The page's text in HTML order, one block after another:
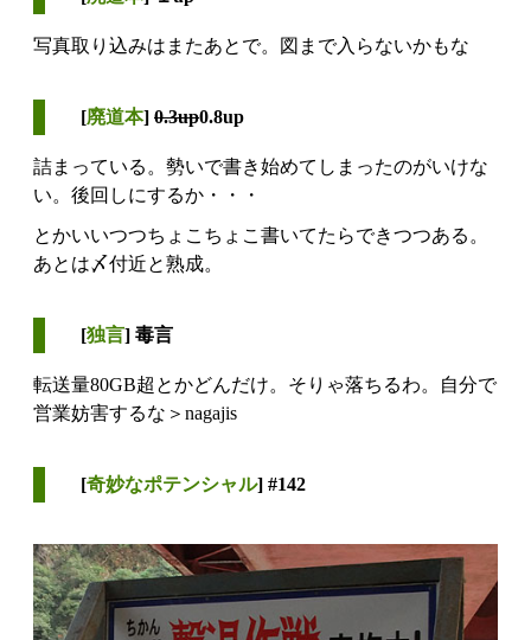
写真取り込みはまたあとで。図まで入らないかもな
[廃道本] 0.3up0.8up
詰まっている。勢いで書き始めてしまったのがいけな
い。後回しにするか・・・
とかいいつつちょこちょこ書いてたらできつつある。
あとは〆付近と熟成。
[独言] 毒言
転送量80GB超とかどんだけ。そりゃ落ちるわ。自分で
営業妨害するな＞nagajis
[奇妙なポテンシャル] #142